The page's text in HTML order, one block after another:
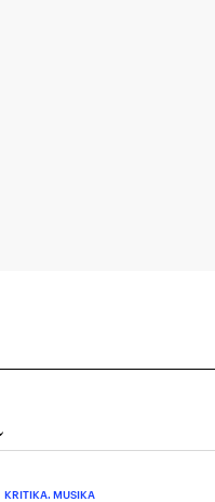
KRITIKA. MUSIKA